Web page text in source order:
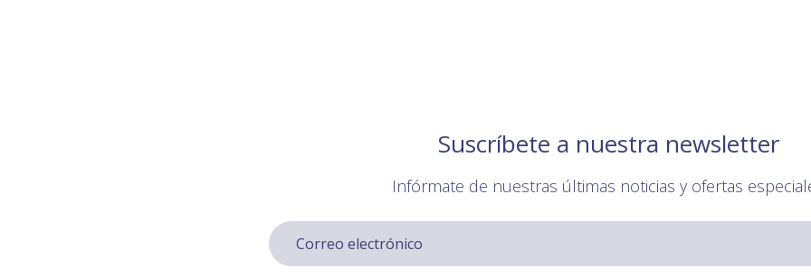
Suscríbete a nuestra newsletter
Infórmate de nuestras últimas noticias y ofertas